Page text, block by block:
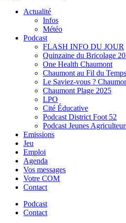
Actualité
Infos
Météo
Podcast
FLASH INFO DU JOUR
Quinzaine du Bricolage
One Health Chaumont
Chaumont au Fil du Temps
Le Saviez-vous ?
Chaumont Plage 2025
LPO
Cité Éducative
Podcast District Foot 52
Podcast Jeunes
Emissions
Jeu
Emploi
Agenda
Vos messages
Votre COM
Contact
Podcast
Contact